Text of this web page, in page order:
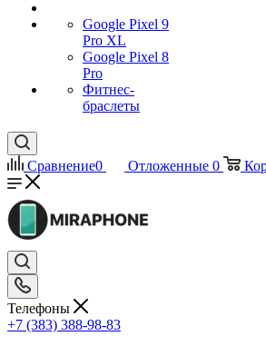
Google Pixel 9
Pro XL
Google Pixel 8
Pro
Фитнес-
браслеты
Сравнение0 Отложенные 0
Телефоны
+7 (383) 388-98-83